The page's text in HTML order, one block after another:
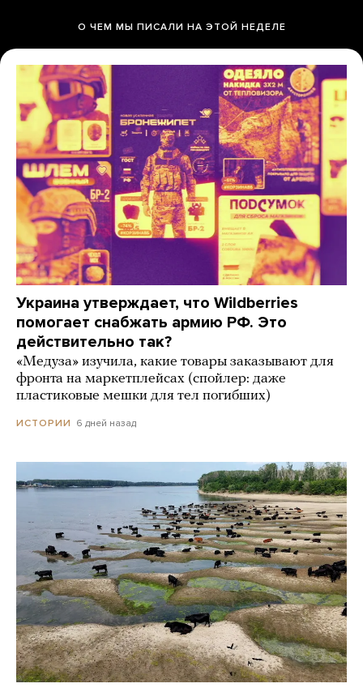
О ЧЕМ МЫ ПИСАЛИ НА ЭТОЙ НЕДЕЛЕ
Украина утверждает, что Wildberries
помогает снабжать армию РФ. Это
действительно так?
«Медуза» изучила, какие товары заказывают для
фронта на маркетплейсах (спойлер: даже
пластиковые мешки для тел погибших)
ИСТОРИИ 6 дней назад